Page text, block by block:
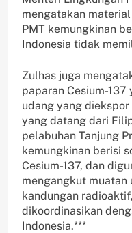
mengatakan
PMT kemungkinan
Indonesia tidak
Zulhas juga
paparan Cesium-
udang yang
yang datang dari
pelabuhan Tanjung
kemungkinan berisi
Cesium-137, dan
mengangkut muatan
kandungan
dikoordinasikan
Indonesia.***